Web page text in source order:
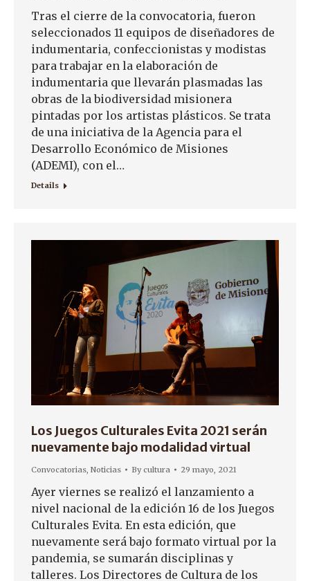
Tras el cierre de la convocatoria, fueron
seleccionados 11 equipos de diseñadores de
indumentaria, confeccionistas y modistas
para trabajar en la elaboración de
indumentaria que llevarán plasmadas las
obras de la biodiversidad misionera
pintadas por los artistas plásticos. Se trata
de una iniciativa de la Agencia para el
Desarrollo Económico de Misiones
(ADEMI), con el…
Details
Los Juegos Culturales Evita 2021 serán
nuevamente bajo modalidad virtual
Convocatorias Noticias Bycultura 29 mayo, 2021
Ayer viernes se realizó el lanzamiento a
nivel nacional de la edición 16 de los Juegos
Culturales Evita. En esta edición, que
nuevamente será bajo formato virtual por la
pandemia, se sumarán disciplinas y
talleres. Los Directores de Cultura de los